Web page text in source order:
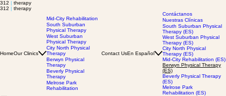
312 | therapy
312 | therapy
HomeOur Clinics
Mid-City Rehabilitation
South Suburban
Physical Therapy
West Suburban
Physical Therapy
City North Physical
Therapy
Berwyn Physical
Therapy
Beverly Physical
Therapy
Melrose Park
Rehabilitation
Contact UsEn Español
Contáctanos
Nuestras Clínicas
South Suburban Physical
Therapy (ES)
West Suburban Physical
Therapy (ES)
City North Physical
Therapy (ES)
Mid-City Rehabilitation (ES)
Berwyn Physical Therapy
(ES)
Beverly Physical Therapy
(ES)
Melrose Park
Rehabilitation (ES)